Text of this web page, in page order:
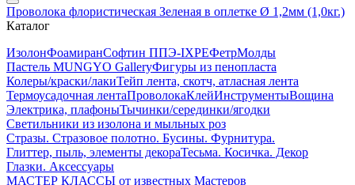
Проволока флористическая Зеленая в оплетке Ø 1,2мм (1,0кг.)
Каталог
ИзолонФоамиранСофтин ППЭ-IXPEФетрМолды
Пастель MUNGYO GalleryФигуры из пенопласта
Колеры/краски/лакиТейп лента, скотч, атласная лента
Термоусадочная лентаПроволокаКлейИнструментыВощина
Электрика, плафоныТычинки/серединки/ягодки
Светильники из изолона и мыльных роз
Стразы. Стразовое полотно. Бусины. Фурнитура.
Глиттер, пыль, элементы декораТесьма. Косичка. Декор
Глазки. Аксессуары
МАСТЕР КЛАССЫ от известных Мастеров